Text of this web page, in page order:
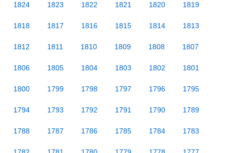
1824 1823 1822 1821 1820 1819
1818 1817 1816 1815 1814 1813
1812 1811 1810 1809 1808 1807
1806 1805 1804 1803 1802 1801
1800 1799 1798 1797 1796 1795
1794 1793 1792 1791 1790 1789
1788 1787 1786 1785 1784 1783